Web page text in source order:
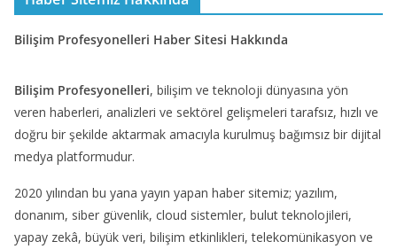
Bilişim Profesyonelleri Haber Sitesi Hakkında
Bilişim Profesyonelleri, bilişim ve teknoloji dünyasına yön
veren haberleri, analizleri ve sektörel gelişmeleri tarafsız, hızlı ve
doğru bir şekilde aktarmak amacıyla kurulmuş bağımsız bir dijital
medya platformudur.
2020 yılından bu yana yayın yapan haber sitemiz; yazılım,
donanım, siber güvenlik, cloud sistemler, bulut teknolojileri,
yapay zekâ, büyük veri, bilişim etkinlikleri, telekomünikasyon ve